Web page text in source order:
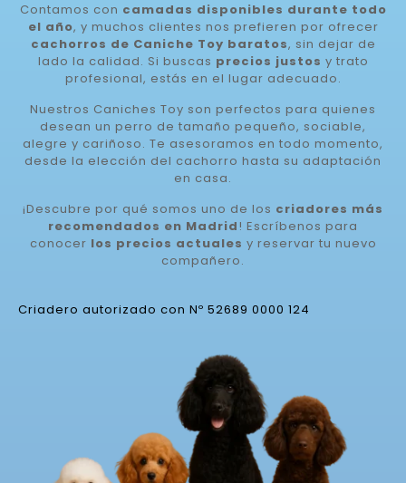
Contamos con camadas disponibles durante todo
el año, y muchos clientes nos prefieren por ofrecer
cachorros de Caniche Toy baratos, sin dejar de
lado la calidad. Si buscas precios justos y trato
profesional, estás en el lugar adecuado.
Nuestros Caniches Toy son perfectos para quienes
desean un perro de tamaño pequeño, sociable,
alegre y cariñoso. Te asesoramos en todo momento,
desde la elección del cachorro hasta su adaptación
en casa.
¡Descubre por qué somos uno de los criadores más
recomendados en Madrid! Escríbenos para
conocer los precios actuales y reservar tu nuevo
compañero.
Criadero autorizado con Nº 52689 0000 124